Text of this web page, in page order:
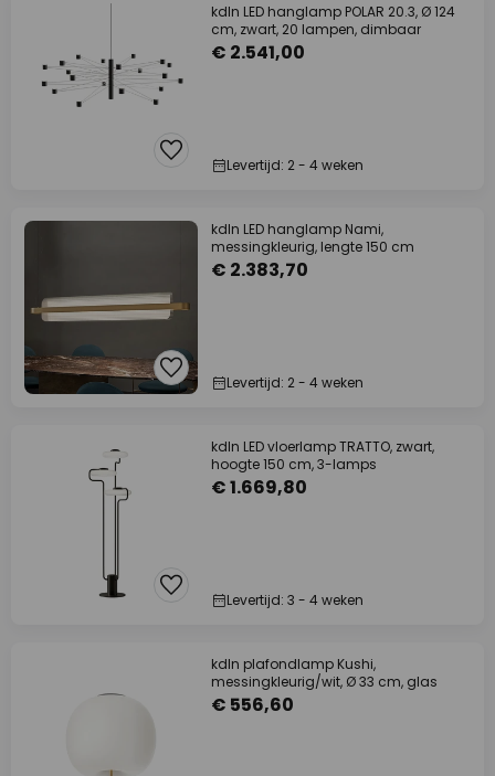
kdln LED hanglamp POLAR 20.3, Ø 124
cm, zwart, 20 lampen, dimbaar
€ 2.541,00
Levertijd: 2 - 4 weken
kdln LED hanglamp Nami,
messingkleurig, lengte 150 cm
€ 2.383,70
Levertijd: 2 - 4 weken
kdln LED vloerlamp TRATTO, zwart,
hoogte 150 cm, 3-lamps
€ 1.669,80
Levertijd: 3 - 4 weken
kdln plafondlamp Kushi,
messingkleurig/wit, Ø 33 cm, glas
€ 556,60